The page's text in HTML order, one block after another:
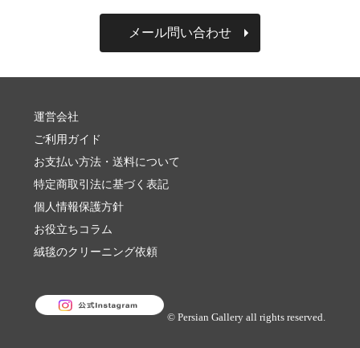
メール問い合わせ
運営会社
ご利用ガイド
お支払い方法・送料について
特定商取引法に基づく表記
個人情報保護方針
お役立ちコラム
絨毯のクリーニング依頼
© Persian Gallery all rights reserved.